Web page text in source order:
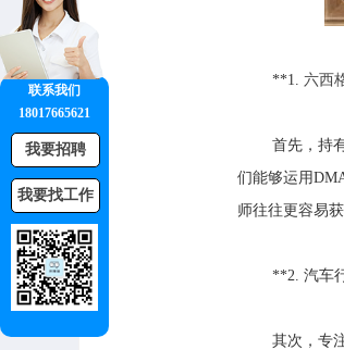
**1. 六西
首先，持
们能够运用
师往往更容易
**2. 汽车
其次，专
联系我们
18017665621
我要招聘
我要找工作